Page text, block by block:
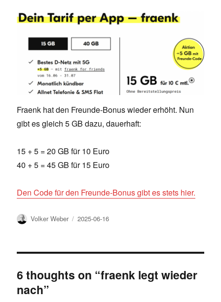
Fraenk hat den Freunde-Bonus wieder erhöht. Nun
gibt es gleich 5 GB dazu, dauerhaft:
15 + 5 = 20 GB für 10 Euro
40 + 5 = 45 GB für 15 Euro
Den Code für den Freunde-Bonus gibt es stets hier.
Author
Volker Weber
Posted
2025-06-16
6 thoughts on “fraenk legt wieder
nach”